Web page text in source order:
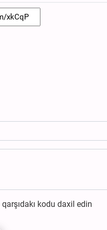
kodu daxil edin